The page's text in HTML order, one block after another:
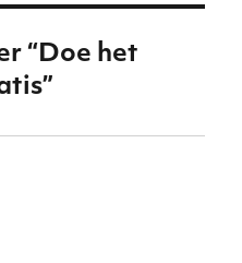
“Doe het